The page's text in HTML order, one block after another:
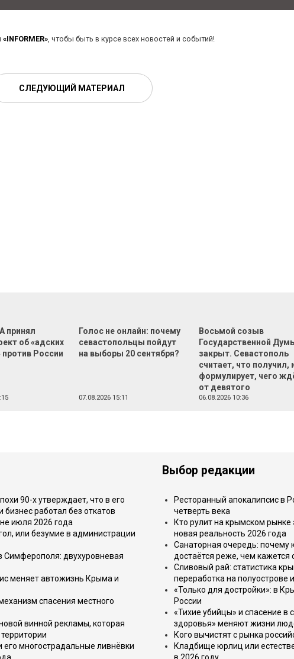
«INFORMER», чтобы быть в курсе всех новостей и событий!
СЛЕДУЮЩИЙ МАТЕРИАЛ
принял
об «адских
против России
Голос не онлайн: почему
севастопольцы пойдут
на выборы 20 сентября?
07.08.2026 15:11
Восьмой созыв
Государственной
закрыт. Севастополь
считает, что получил,
формулирует, чего
от девятого
06.08.2026 10:36
90-х утверждает, что в его
работал без откатов
июля 2026 года
или безумие в администрации
Симферополя: двухуровневая
меняет автожизнь Крыма и
спасения местного
винной рекламы, которая
его многострадальные ливнёвки
Выбор редакции
Ресторанный апокалипсис в
четверть века
Кто рулит на крымском
новая реальность 2026 года
Санаторная очередь: почему
достаётся реже, чем кажется
Сливовый рай: статистика
переработка на полуострове
«Только для достройки»: в
России
«Тихие убийцы» и спасение в
здоровья» меняют жизни
Кого вычистят с рынка
Кладбище юрлиц или